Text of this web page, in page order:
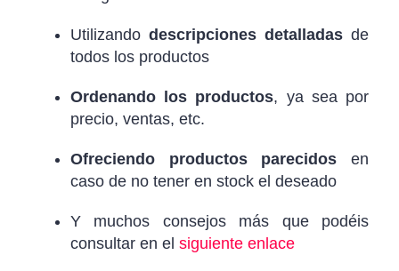
Utilizando descripciones detalladas de
todos los productos
Ordenando los productos, ya sea por
precio, ventas, etc.
Ofreciendo productos parecidos en
caso de no tener en stock el deseado
Y muchos consejos más que podéis
consultar en el siguiente enlace